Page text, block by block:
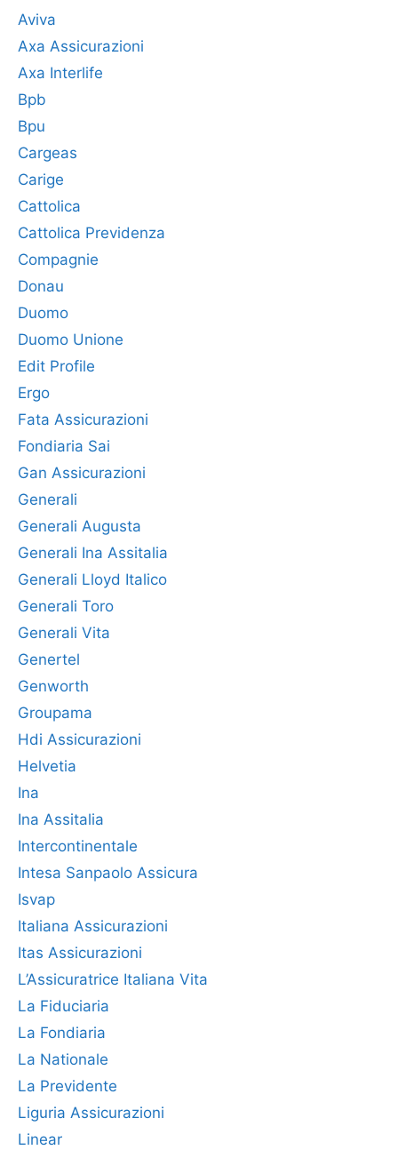
Aviva
Axa Assicurazioni
Axa Interlife
Bpb
Bpu
Cargeas
Carige
Cattolica
Cattolica Previdenza
Compagnie
Donau
Duomo
Duomo Unione
Edit Profile
Ergo
Fata Assicurazioni
Fondiaria Sai
Gan Assicurazioni
Generali
Generali Augusta
Generali Ina Assitalia
Generali Lloyd Italico
Generali Toro
Generali Vita
Genertel
Genworth
Groupama
Hdi Assicurazioni
Helvetia
Ina
Ina Assitalia
Intercontinentale
Intesa Sanpaolo Assicura
Isvap
Italiana Assicurazioni
Itas Assicurazioni
L’Assicuratrice Italiana Vita
La Fiduciaria
La Fondiaria
La Nationale
La Previdente
Liguria Assicurazioni
Linear